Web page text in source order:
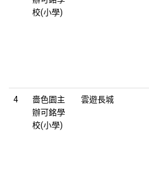
校(小學)
4
嗇色園主
辦可銘學
校(小學)
雲遊長城